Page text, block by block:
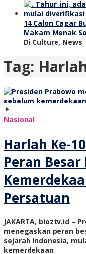
14 Calon Cagar
Makam Menak
Di Culture, News
Tag:
Nasional
Harlah Ke-
Peran
Persatuan
JAKARTA, bioztv.id –
menegaskan peran
sejarah Indonesia,
kemerdekaan